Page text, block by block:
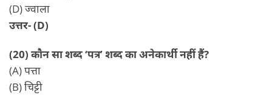
(D) ज्वाला
उत्तर- (D)
(20) कौन सा शब्द ‘पत्र’ शब्द का अनेकार्थी नहीं हैं?
(A) पत्ता
(B) चिट्टी